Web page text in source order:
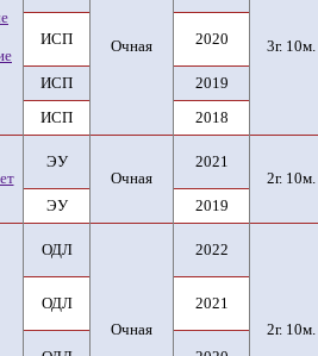
Очная 3г. 10м.
ИСП 2020
ИСП
2019
ИСП
2018
ЭУ
Очная
2021
2г. 10м.
ЭУ
2019
ОДЛ
Очная
2022
2г. 10м.
ОДЛ 2021